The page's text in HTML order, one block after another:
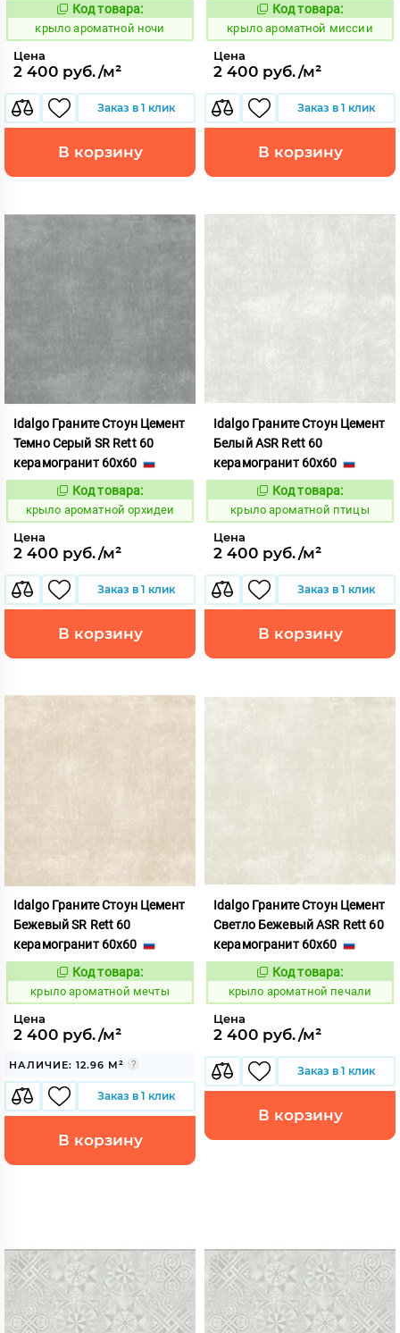
828436
Код товара:
крыло ароматной ночи
Цена
2 400 руб./м²
Заказ в 1 клик
В корзину
828427
Код товара:
крыло ароматной миссии
Цена
2 400 руб./м²
Заказ в 1 клик
В корзину
Idalgo Граните Стоун Цемент
Темно Серый SR Rett 60
керамогранит 60x60
828439
Код товара:
крыло ароматной орхидеи
Цена
2 400 руб./м²
Заказ в 1 клик
В корзину
Idalgo Граните Стоун Цемент
Белый ASR Rett 60
керамогранит 60x60
828448
Код товара:
крыло ароматной птицы
Цена
2 400 руб./м²
Заказ в 1 клик
В корзину
Idalgo Граните Стоун Цемент
Бежевый SR Rett 60
керамогранит 60x60
828426
Код товара:
крыло ароматной мечты
Цена
2 400 руб./м²
НАЛИЧИЕ: 12.96 М²
Заказ в 1 клик
В корзину
Idalgo Граните Стоун Цемент
Светло Бежевый ASR Rett 60
керамогранит 60x60
828445
Код товара:
крыло ароматной печали
Цена
2 400 руб./м²
Заказ в 1 клик
В корзину